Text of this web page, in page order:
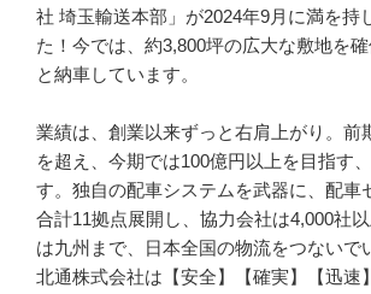
社 埼玉輸送本部」が2024年9月に満を持
た！今では、約3,800坪の広大な敷地を
と納車しています。
業績は、創業以来ずっと右肩上がり。前
を超え、今期では100億円以上を目指す
す。独自の配車システムを武器に、配車
合計11拠点展開し、協力会社は4,000社
は九州まで、日本全国の物流をつないで
北通株式会社は【安全】【確実】【迅速